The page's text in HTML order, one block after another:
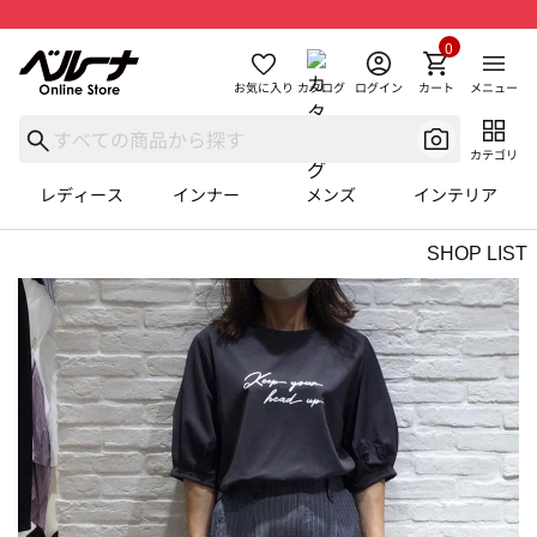
お気に入り カタログ ログイン カート
0
メニュー
カテゴリ
レディース インナー メンズ インテリア
SHOP LIST